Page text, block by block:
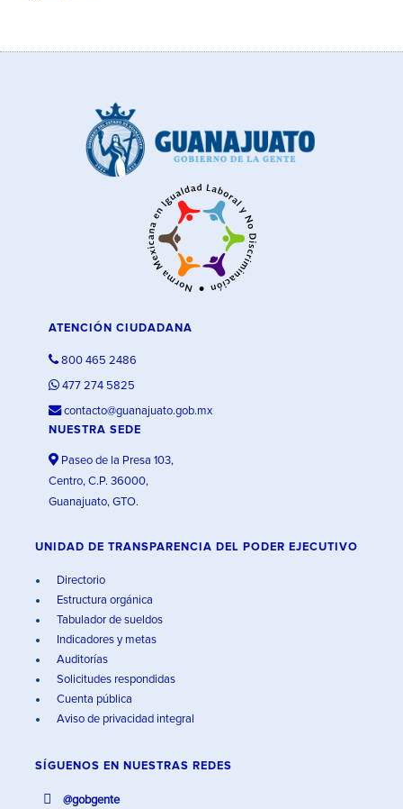
ATENCIÓN CIUDADANA
800 465 2486
477 274 5825
contacto@guanajuato.gob.mx
NUESTRA SEDE
Paseo de la Presa 103,
Centro, C.P. 36000,
Guanajuato, GTO.
UNIDAD DE TRANSPARENCIA DEL PODER EJECUTIVO
Directorio
Estructura orgánica
Tabulador de sueldos
Indicadores y metas
Auditorías
Solicitudes respondidas
Cuenta pública
Aviso de privacidad integral
SÍGUENOS EN NUESTRAS REDES
@gobgente